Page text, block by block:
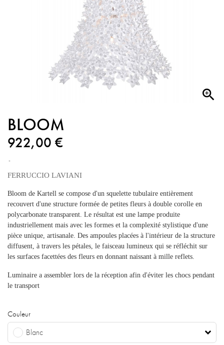

BLOOM
922,00 €
FERRUCCIO LAVIANI
Bloom de Kartell se compose d'un squelette tubulaire entièrement
recouvert d'une structure formée de petites fleurs à double corolle en
polycarbonate transparent. Le résultat est une lampe produite
industriellement mais avec les formes et la complexité stylistique d'une
pièce unique, artisanale. Des ampoules placées à l'intérieur de la structure
diffusent, à travers les pétales, le faisceau lumineux qui se réfléchit sur
les surfaces facettées des fleurs en donnant naissant à mille reflets.
Luminaire a assembler lors de la réception afin d'éviter les chocs pendant
le transport
Couleur
Blanc